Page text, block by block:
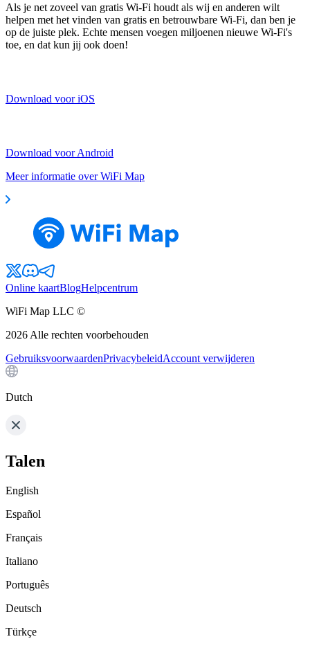
Als je net zoveel van gratis Wi-Fi houdt als wij en anderen wilt
helpen met het vinden van gratis en betrouwbare Wi-Fi, dan ben je
op de juiste plek. Echte mensen voegen miljoenen nieuwe Wi-Fi's
toe, en dat kun jij ook doen!
Download voor iOS
Download voor Android
Meer informatie over WiFi Map
Online kaartBlogHelpcentrum
WiFi Map LLC ©
2026 Alle rechten voorbehouden
GebruiksvoorwaardenPrivacybeleidAccount verwijderen
Dutch
Talen
English
Español
Français
Italiano
Português
Deutsch
Türkçe